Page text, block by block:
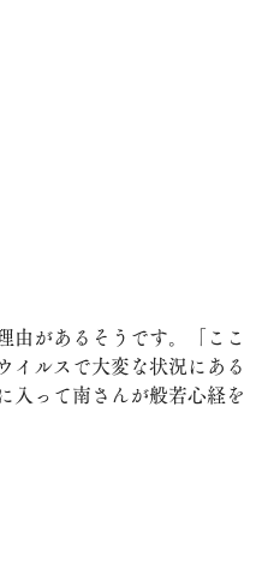
があるそうです。「ここ
イルスで大変な状況にある
入って南さんが般若心経を